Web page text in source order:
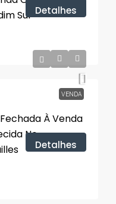
Sul Detalhes
VENDA
À Venda
No
Detalhes